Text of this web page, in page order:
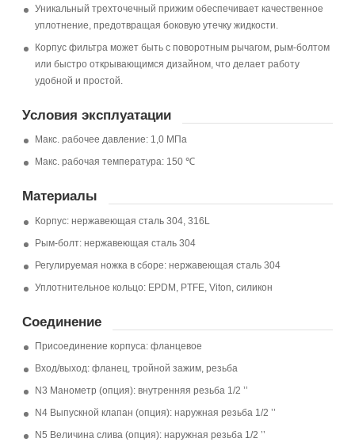
Уникальный трехточечный прижим обеспечивает качественное
уплотнение, предотвращая боковую утечку жидкости.
Корпус фильтра может быть с поворотным рычагом, рым-болтом
или быстро открывающимся дизайном, что делает работу
удобной и простой.
Условия эксплуатации
Макс. рабочее давление: 1,0 МПа
Макс. рабочая температура: 150 ℃
Материалы
Корпус: нержавеющая сталь 304, 316L
Рым-болт: нержавеющая сталь 304
Регулируемая ножка в сборе: нержавеющая сталь 304
Уплотнительное кольцо: EPDM, PTFE, Viton, силикон
Соединение
Присоединение корпуса: фланцевое
Вход/выход: фланец, тройной зажим, резьба
N3 Манометр (опция): внутренняя резьба 1/2 ’’
N4 Выпускной клапан (опция): наружная резьба 1/2 ’’
N5 Величина слива (опция): наружная резьба 1/2 ’’